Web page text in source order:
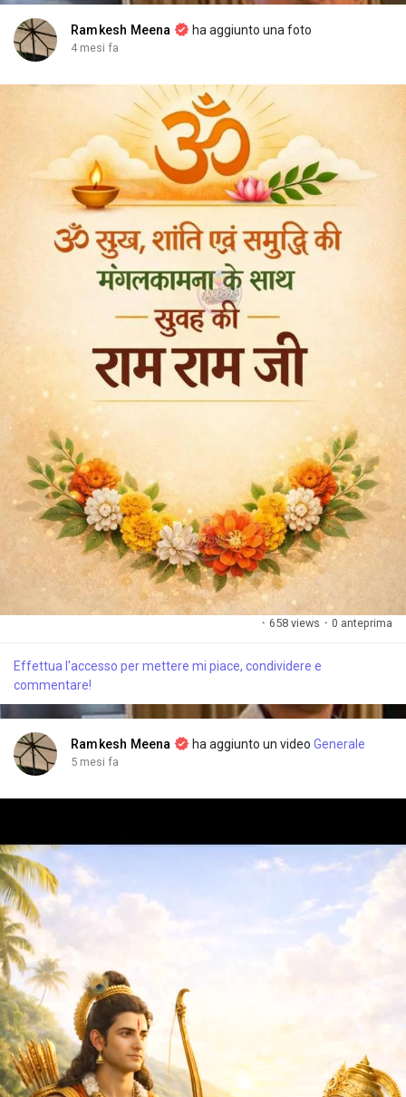
Ramkesh Meena ha aggiunto una foto
4 mesi fa
· 658 views · 0 anteprima
Effettua l'accesso per mettere mi piace, condividere e
commentare!
Ramkesh Meena ha aggiunto un video Generale
5 mesi fa